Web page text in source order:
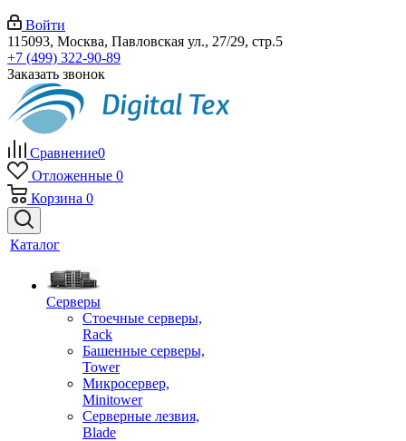
Войти
115093, Москва, Павловская ул., 27/29, стр.5
+7 (499) 322-90-89
Заказать звонок
Сравнение0
Отложенные 0
Корзина 0
Каталог
Серверы
Стоечные серверы,
Rack
Башенные серверы,
Tower
Микросервер,
Minitower
Серверные лезвия,
Blade